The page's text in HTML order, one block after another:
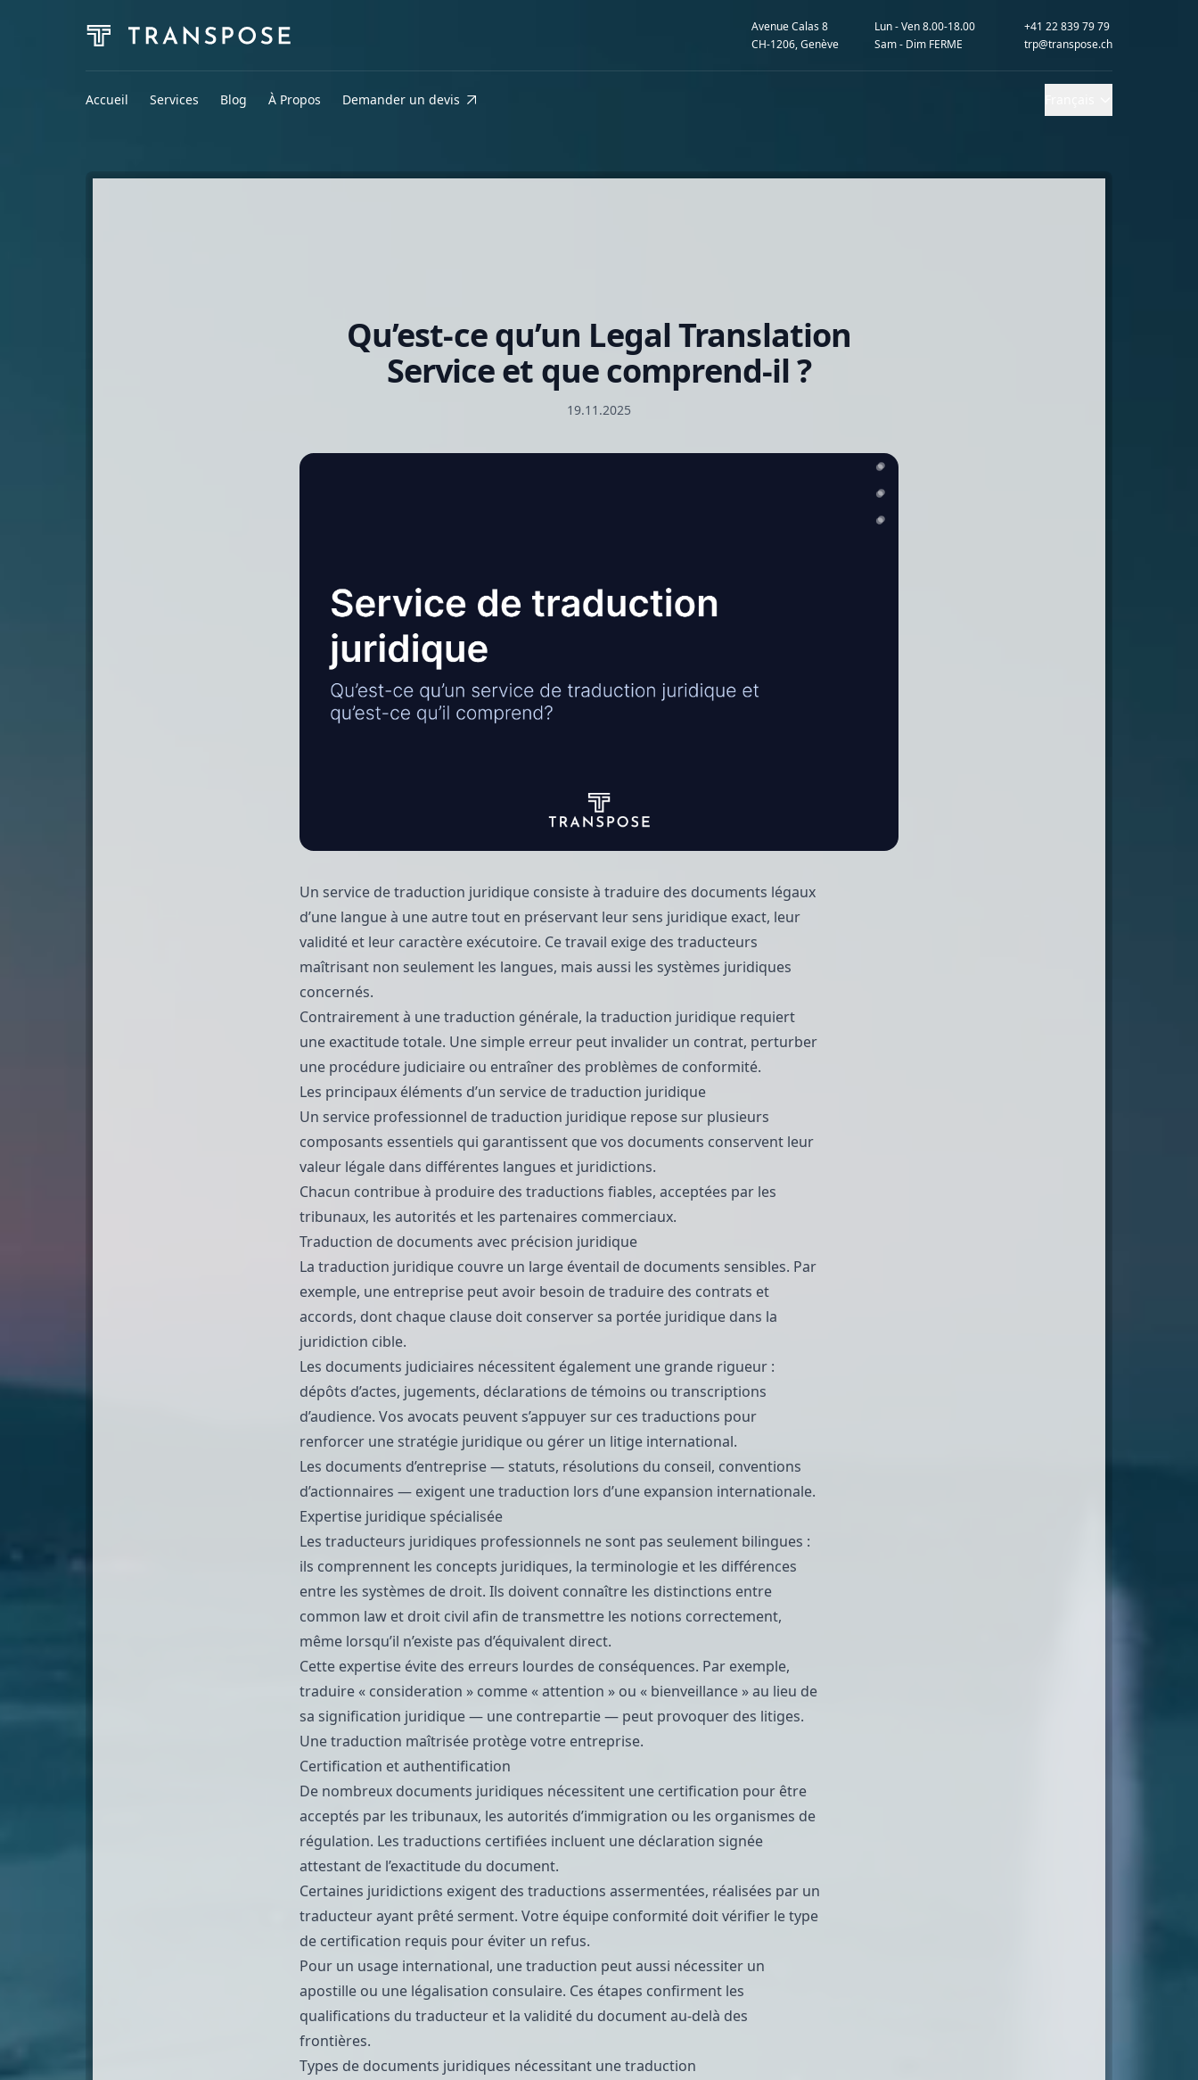
Avenue Calas 8
CH-1206, Genève
Lun - Ven 8.00-18.00
Sam - Dim FERME
+41 22 839 79 79
trp@transpose.ch
Accueil Services Blog À Propos Demander un devis
Qu’est-ce qu’un Legal Translation
Service et que comprend-il ?
19.11.2025
Un service de traduction juridique consiste à traduire des documents légaux
d’une langue à une autre tout en préservant leur sens juridique exact, leur
validité et leur caractère exécutoire. Ce travail exige des traducteurs
maîtrisant non seulement les langues, mais aussi les systèmes juridiques
concernés.
Contrairement à une traduction générale, la traduction juridique requiert
une exactitude totale. Une simple erreur peut invalider un contrat, perturber
une procédure judiciaire ou entraîner des problèmes de conformité.
Les principaux éléments d’un service de traduction juridique
Un service professionnel de traduction juridique repose sur plusieurs
composants essentiels qui garantissent que vos documents conservent leur
valeur légale dans différentes langues et juridictions.
Chacun contribue à produire des traductions fiables, acceptées par les
tribunaux, les autorités et les partenaires commerciaux.
Traduction de documents avec précision juridique
La traduction juridique couvre un large éventail de documents sensibles. Par
exemple, une entreprise peut avoir besoin de traduire des contrats et
accords, dont chaque clause doit conserver sa portée juridique dans la
juridiction cible.
Les documents judiciaires nécessitent également une grande rigueur :
dépôts d’actes, jugements, déclarations de témoins ou transcriptions
d’audience. Vos avocats peuvent s’appuyer sur ces traductions pour
renforcer une stratégie juridique ou gérer un litige international.
Les documents d’entreprise — statuts, résolutions du conseil, conventions
d’actionnaires — exigent une traduction lors d’une expansion internationale.
Expertise juridique spécialisée
Les traducteurs juridiques professionnels ne sont pas seulement bilingues :
ils comprennent les concepts juridiques, la terminologie et les différences
entre les systèmes de droit. Ils doivent connaître les distinctions entre
common law et droit civil afin de transmettre les notions correctement,
même lorsqu’il n’existe pas d’équivalent direct.
Cette expertise évite des erreurs lourdes de conséquences. Par exemple,
traduire « consideration » comme « attention » ou « bienveillance » au lieu de
sa signification juridique — une contrepartie — peut provoquer des litiges.
Une traduction maîtrisée protège votre entreprise.
Certification et authentification
De nombreux documents juridiques nécessitent une certification pour être
acceptés par les tribunaux, les autorités d’immigration ou les organismes de
régulation. Les traductions certifiées incluent une déclaration signée
attestant de l’exactitude du document.
Certaines juridictions exigent des traductions assermentées, réalisées par un
traducteur ayant prêté serment. Votre équipe conformité doit vérifier le type
de certification requis pour éviter un refus.
Pour un usage international, une traduction peut aussi nécessiter un
apostille ou une légalisation consulaire. Ces étapes confirment les
qualifications du traducteur et la validité du document au-delà des
frontières.
Types de documents juridiques nécessitant une traduction